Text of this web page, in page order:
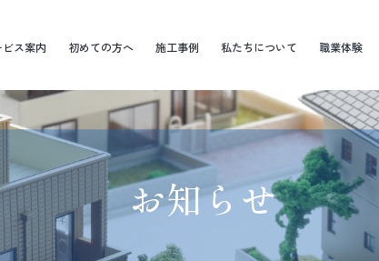
ス案内 初めての方へ 施工事例 私たちについて 職業体験
お知らせ